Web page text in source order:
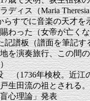
ィス（Maria
すでに音楽の天才
わった（女帝が亡く
記譜板（譜面を筆記
を演奏旅行、この間
1736年検校。近江
生田流の祖とされる
心理論」発表